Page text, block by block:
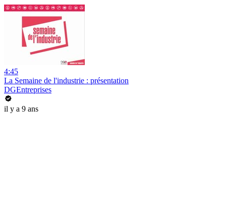
4:45
La Semaine de l'industrie : présentation
DGEntreprises
il y a 9 ans